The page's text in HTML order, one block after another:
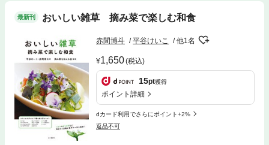
最新刊 おいしい雑草 摘み菜で楽しむ和食
赤間博斗 平谷けいこ 他1名
1,650(税込)
15pt獲得
ポイント詳細
dカード利用でさらにポイント+2%
返品不可